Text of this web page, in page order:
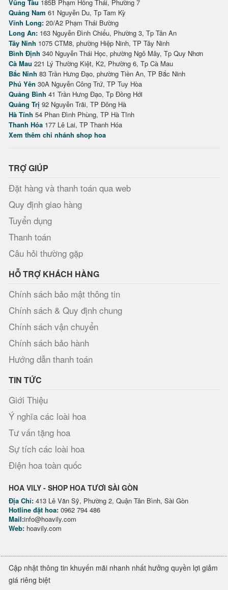
Vũng Tàu 185B Phạm Hồng Thái, Phường 7
Quảng Nam 61 Nguyễn Du, Tp Tam Kỳ
Vĩnh Long: 20/A2 Phạm Thái Bường
Long An: 163 Nguyễn Đình Chiểu, Phường 3, Tp Tân An
Tây Ninh 1075 CTM8, phường Hiệp Ninh, TP Tây Ninh
Bình Định 340 Nguyễn Thái Học, phường Ngô Mây, Tp Quy Nhơn
Cà Mau 221 Lý Thường Kiệt, K2, Phường 6, Tp Cà Mau
Bắc Ninh 83 Trần Hưng Đạo, phường Tiền An, TP Bắc Ninh
Phú Yên 30A Nguyễn Công Trứ, TP Tuy Hòa
Quảng Bình 41 Trần Hưng Đạo, Tp Đồng Hới
Quảng Trị 92 Nguyễn Trãi, TP Đông Hà
Hà Tĩnh 54 Phan Đình Phùng, TP Hà Tĩnh
Thanh Hóa 177 Lê Lai, TP Thanh Hóa
Xem thêm chi nhánh shop hoa
TRỢ GIÚP
Đặt hàng và thanh toán qua web
Quy định giao hàng
Tuyển dụng
Thanh toán
Câu hỏi thường gặp
HỖ TRỢ KHÁCH HÀNG
Chính sách bảo mật thông tin
Chính sách & Quy định chung
Chính sách vận chuyển
Chính sách bảo hành
Hướng dẫn thanh toán
TIN TỨC
Giới Thiệu
Ý nghĩa các loài hoa
Tư vấn tặng hoa
Sự tích các loài hoa
Điện hoa toàn quốc
HOA VILY - SHOP HOA TƯƠI SÀI GÒN
Địa Chỉ: 413 Lê Văn Sỹ, Phường 2, Quận Tân Bình, Sài Gòn
Hotline đặt hoa: 0962 794 486
Mail:info@hoavily.com
Web: hoavily.com
Cập nhật thông tin khuyến mãi nhanh nhất hưởng quyền lợi giảm
giá riêng biệt